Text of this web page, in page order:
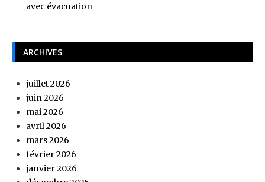
avec évacuation
ARCHIVES
juillet 2026
juin 2026
mai 2026
avril 2026
mars 2026
février 2026
janvier 2026